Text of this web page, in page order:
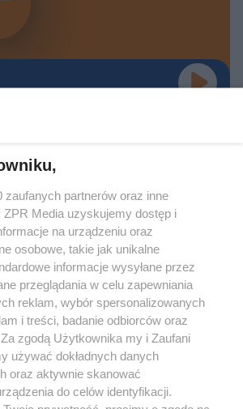
w serwisie nie może być powielany i
rozpowszechniany w jakikolwiek sposób (w
lub mechaniczny) na jakimkolwiek polu
formie, włącznie z umieszczaniem w Internecie
praw. Jakiekolwiek użycie lub
całości lub w części z naruszeniem prawa, tzn.
zabronione pod groźbą kary i może być ścigane
zaufanych partnerów oraz inne
ZPR Media uzyskujemy dostęp i
na urządzeniu oraz
osobowe, takie jak unikalne
informacje wysyłane przez
przeglądania w celu zapewniania
reklam, wybór spersonalizowanych
i treści, badanie odbiorców oraz
Za zgodą Użytkownika my i Zaufani
używać dokładnych danych
oraz aktywnie skanować
do celów identyfikacji.